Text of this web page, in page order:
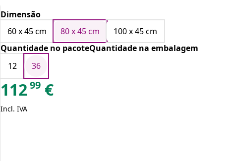
Dimensão
60 x 45 cm
80 x 45 cm
100 x 45 cm
Quantidade no pacoteQuantidade na embalagem
12
36
11299 €
Incl. IVA